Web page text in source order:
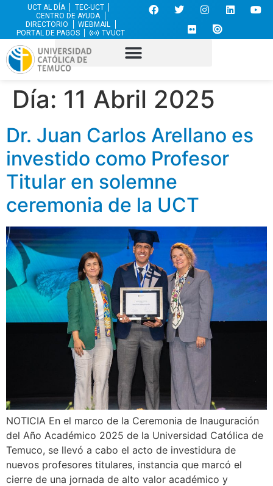
UCT AL DÍA
TEC-UCT
CENTRO DE AYUDA
DIRECTORIO
WEBMAIL
PORTAL DE PAGOS
TVUCT
Día: 11 Abril 2025
Dr. Juan Carlos Arellano es
investido como Profesor
Titular en solemne
ceremonia de la UCT
NOTICIA En el marco de la Ceremonia de Inauguración
del Año Académico 2025 de la Universidad Católica de
Temuco, se llevó a cabo el acto de investidura de
nuevos profesores titulares, instancia que marcó el
cierre de una jornada de alto valor académico y